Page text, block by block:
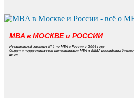
MBA в МОСКВЕ и РОССИИ
Независимый эксперт № 1 по MBA в России с 2004 года
Создан и поддерживается выпускниками MBA и EMBA российских бизнес-
школ